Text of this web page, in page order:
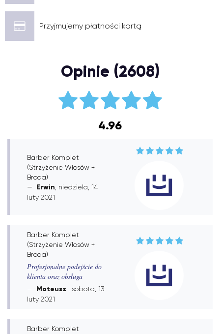
Przyjmujemy płatności kartą
Opinie (2608)
4.96
Barber Komplet
(Strzyżenie Włosów +
Broda)
Erwin , niedziela, 14
luty 2021
Barber Komplet
(Strzyżenie Włosów +
Broda)
Profesjonalne podejście do
klienta oraz obsługa
Mateusz
, sobota, 13
luty 2021
Barber Komplet